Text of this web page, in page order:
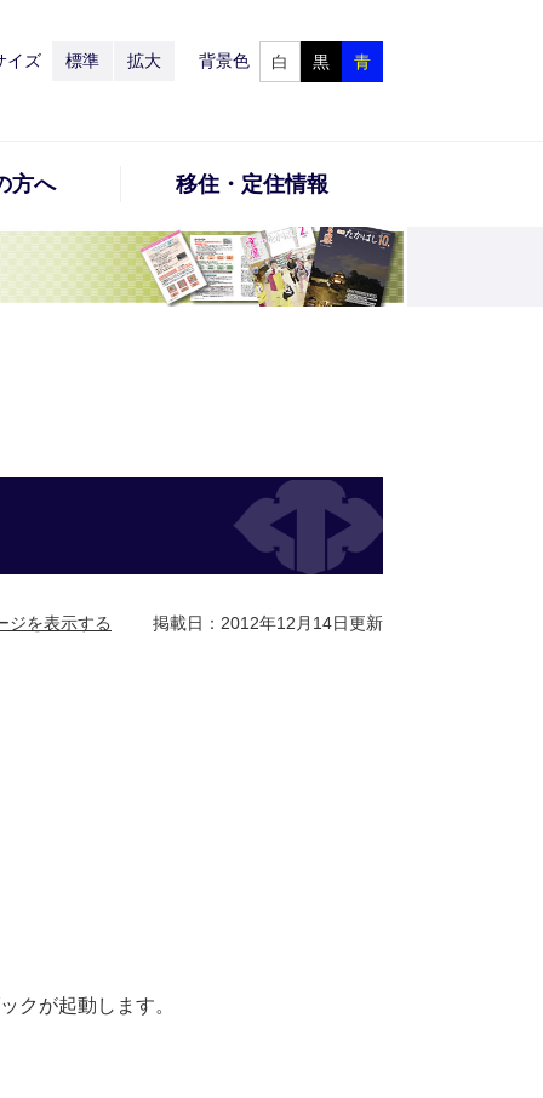
イズ 標準 拡大 背景色 白 黒 青
方へ 移住・定住情報
ジを表示する 掲載日：2012年12月14日更新
クが起動します。